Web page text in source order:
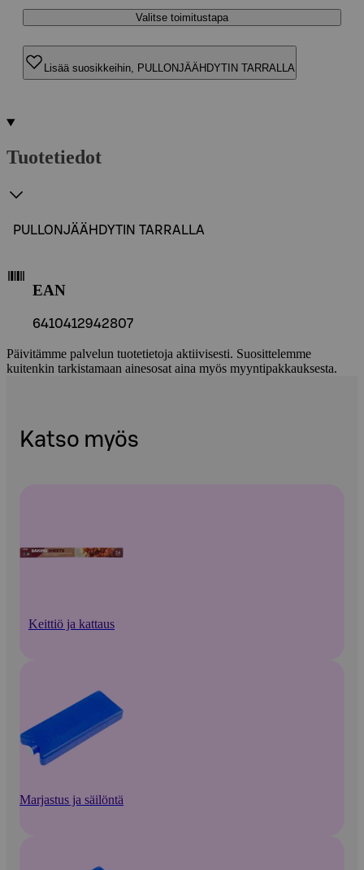
Valitse toimitustapa
Lisää suosikkeihin, PULLONJÄÄHDYTIN TARRALLA
Tuotetiedot
PULLONJÄÄHDYTIN TARRALLA
EAN
6410412942807
Päivitämme palvelun tuotetietoja aktiivisesti. Suosittelemme
kuitenkin tarkistamaan ainesosat aina myös myyntipakkauksesta.
Katso myös
Keittiö ja kattaus
Marjastus ja säilöntä